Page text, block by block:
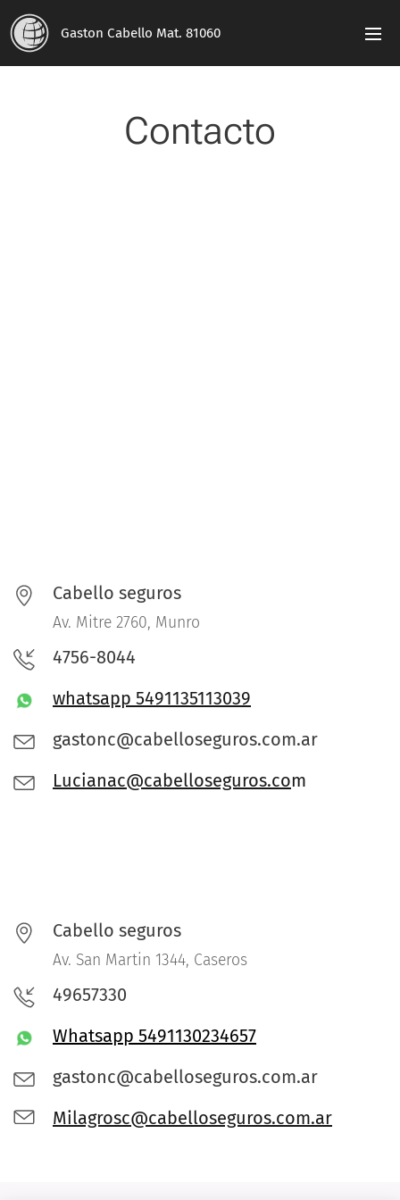
Gaston Cabello Mat. 81060
Contacto
Cabello seguros
Av. Mitre 2760, Munro
4756-8044
whatsapp 5491135113039
gastonc@cabelloseguros.com.ar
Lucianac@cabelloseguros.com
Cabello seguros
Av. San Martin 1344, Caseros
49657330
Whatsapp 5491130234657
gastonc@cabelloseguros.com.ar
Milagrosc@cabelloseguros.com.ar